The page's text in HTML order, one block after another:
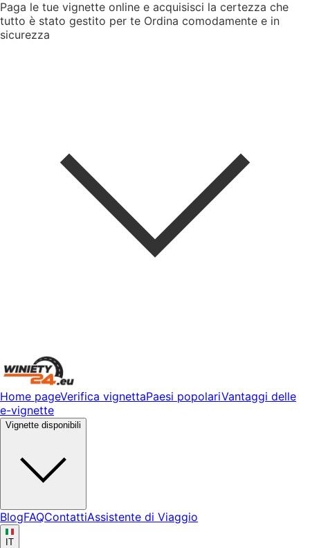
Paga le tue vignette online e acquisisci la certezza che
tutto è stato gestito per te Ordina comodamente e in
sicurezza
Home pageVerifica vignettaPaesi popolariVantaggi delle
e-vignette
Vignette disponibili
BlogFAQContattiAssistente di Viaggio
IT